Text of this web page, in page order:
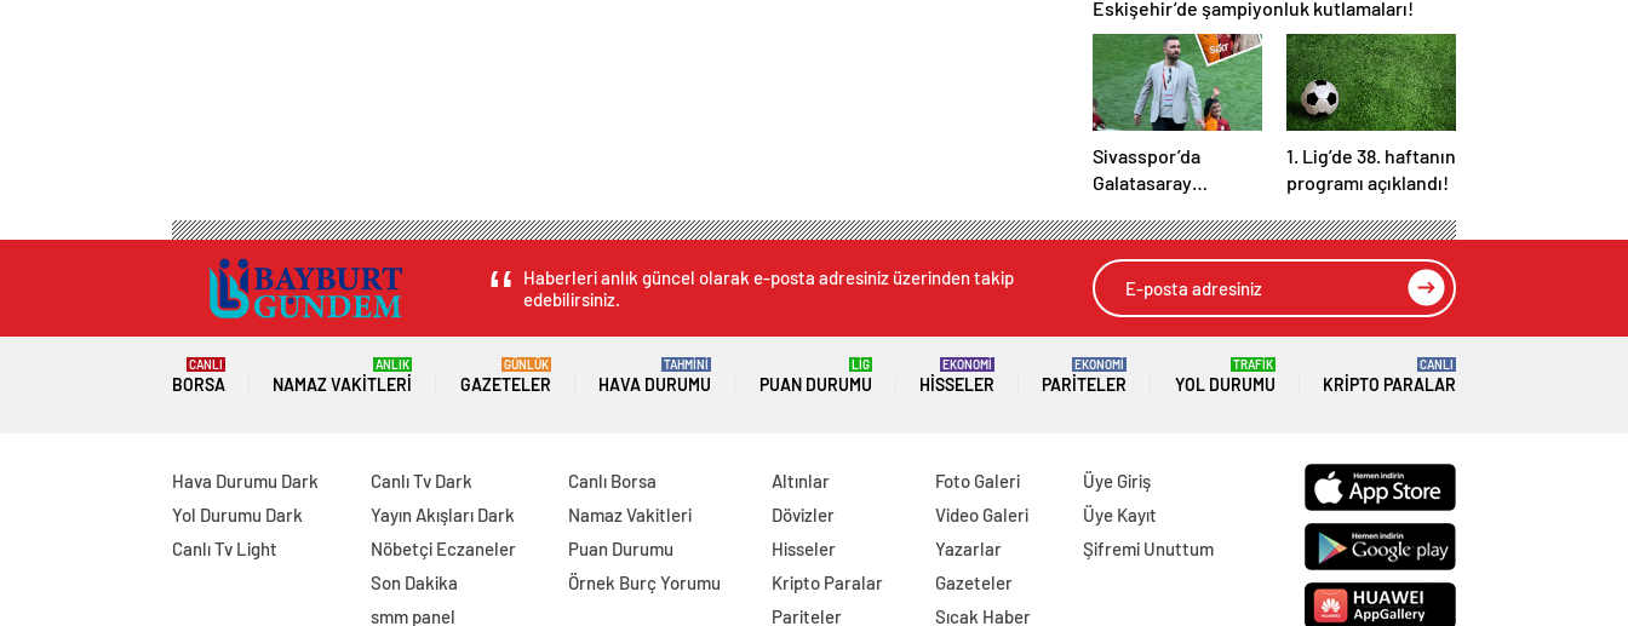
Eskişehir’de şampiyonluk kutlamaları!
Sivasspor’da
Galatasaray
getirdi!
1. Lig’de 38. haftanın
programı açıklandı!
Haberleri anlık güncel olarak e-posta adresiniz üzerinden takip
edebilirsiniz.
BORSA
CANLI
NAMAZ VAKITLERI
ANLIK
GAZETELER
GÜNLÜK
HAVA DURUMU
TAHMİNİ
PUAN DURUMU
LİG
HISSELER
EKONOMİ
PARITELER
EKONOMİ
YOL DURUMU
TRAFİK
KRIPTO PARALAR
CANLI
Hava Durumu Dark
Yol Durumu Dark
Canlı Tv Light
Canlı Tv Dark
Yayın Akışları Dark
Nöbetçi Eczaneler
Son Dakika
smm panel
Canlı Borsa
Namaz Vakitleri
Puan Durumu
Örnek Burç Yorumu
Altınlar
Dövizler
Hisseler
Kripto Paralar
Pariteler
Foto Galeri
Video Galeri
Yazarlar
Gazeteler
Sıcak Haber
Üye Giriş
Üye Kayıt
Şifremi Unuttum